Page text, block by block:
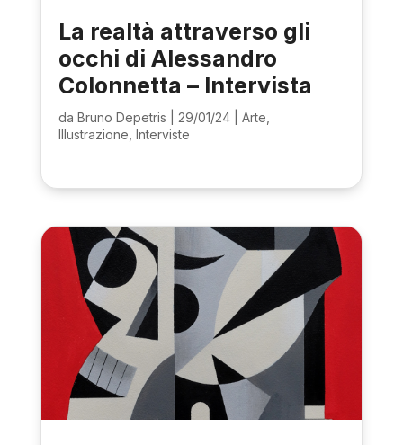
La realtà attraverso gli
occhi di Alessandro
Colonnetta – Intervista
da Bruno Depetris 29/01/24| Arte
Illustrazione Interviste